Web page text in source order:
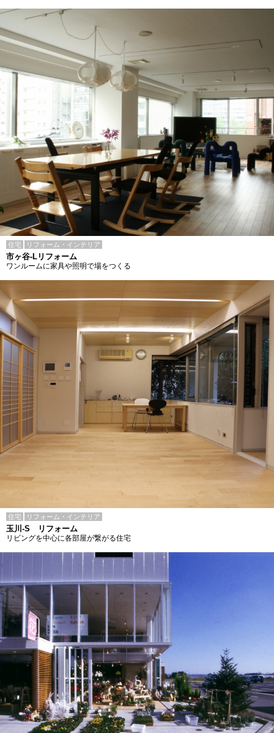
住宅 リフォーム・インテリア
市ヶ谷-Lリフォーム
ワンルームに家具や照明で場をつくる
住宅 リフォーム・インテリア
玉川-S リフォーム
リビングを中心に各部屋が繋がる住宅